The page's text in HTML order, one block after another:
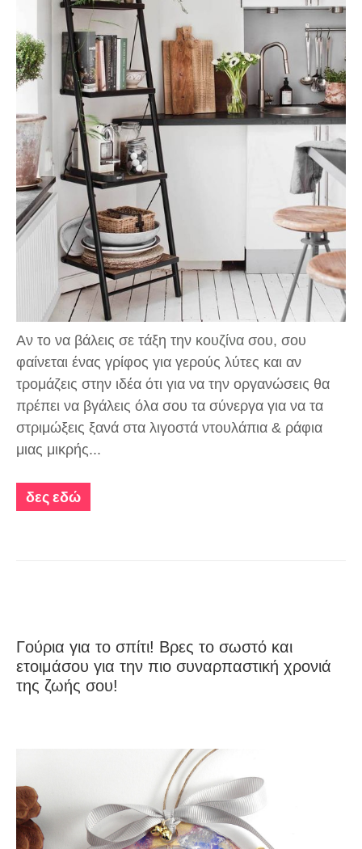
Αν το να βάλεις σε τάξη την κουζίνα σου, σου
φαίνεται ένας γρίφος για γερούς λύτες και αν
τρομάζεις στην ιδέα ότι για να την οργανώσεις θα
πρέπει να βγάλεις όλα σου τα σύνεργα για να τα
στριμώξεις ξανά στα λιγοστά ντουλάπια & ράφια
μιας μικρής...
δες εδώ
Γούρια για το σπίτι! Βρες το σωστό και
ετοιμάσου για την πιο συναρπαστική χρονιά
της ζωής σου!